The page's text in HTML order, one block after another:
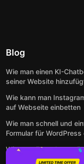
Blog
Wie man einen KI-
seiner Website
Wie kann man
auf Webseite einbetten
Wie man schnell und
Formular für
Wie man Formulare
kostenlos auf jeder